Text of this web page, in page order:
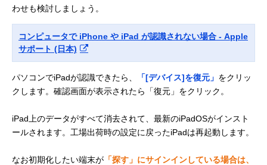
わせも検討しましょう。
コンピュータで iPhone や iPad が認識されない場合 - Apple
サポート (日本)
パソコンでiPadが認識できたら、 「[デバイス]を復元」 をクリッ
クします。確認画面が表示されたら「復元」をクリック。
iPad上のデータがすべて消去されて、最新のiPadOSがインスト
ールされます。工場出荷時の設定に戻ったiPadは再起動します。
なお初期化したい端末が 「探す」にサインインしている場合は、